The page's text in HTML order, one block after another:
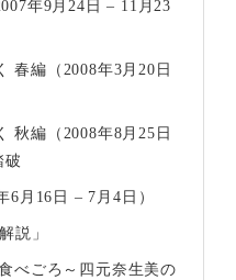
年9月24日 – 11月23
編（2008年3月20日
編（2008年8月25日
破
月16日 – 7月4日）
説」
べごろ～四元奈生美の